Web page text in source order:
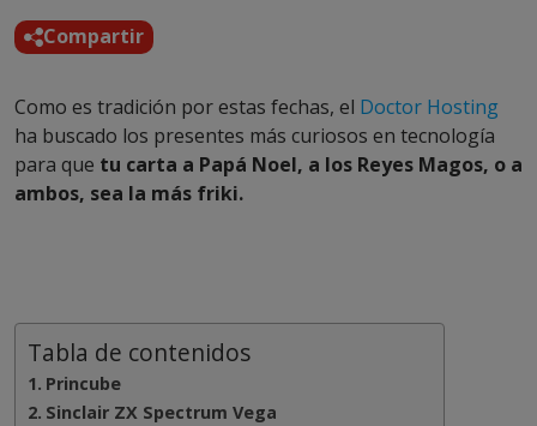
Compartir
Como es tradición por estas fechas, el Doctor Hosting
ha buscado los presentes más curiosos en tecnología
para que tu carta a Papá Noel, a los Reyes Magos, o a
ambos, sea la más friki.
Tabla de contenidos
Princube
Sinclair ZX Spectrum Vega